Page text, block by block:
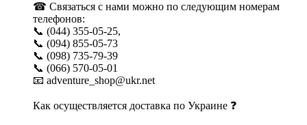
☎ Связаться с нами можно по следующим номерам
телефонов:
📞 (044) 355-05-25,
📞 (094) 855-05-73
📞 (098) 735-79-39
📞 (066) 570-05-01
📧 adventure_shop@ukr.net
Как осуществляется доставка по Украине ❓